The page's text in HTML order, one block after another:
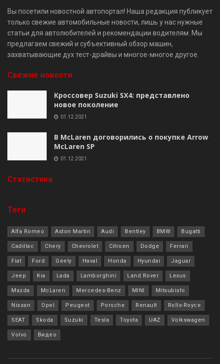
Вы посетили новостной автопортал! Наша редакция публикует
только свежие автомобильные новости, лишь у нас нужные
статьи для автолюбителей и рекомендации водителям. Мы
предлагаем свежий и субъективный обзор машин,
захватывающие дух тест-драйвы и многое-многое другое.
Свежие новости
Кроссовер Suzuki SX4: представлено
новое поколение
01.12.2021
В McLaren договорились о покупке Arrow
McLaren SP
01.12.2021
Cтатистика
Теги
Alfa Romeo Aston Martin Audi Bentley BMW Bugatti
Cadillac Chery Chevrolet Citroen Dodge Ferrari
Fiat Ford Geely Haval Honda Hyundai Jaguar
Jeep Kia Lada Lamborghini Land Rover Lexus
Mazda McLaren Mercedes-Benz MINI Mitsubishi
Nissan Opel Peugeot Porsche Renault Rolls-Royce
SEAT Skoda Suzuki Tesla Toyota UAZ Volkswagen
Volvo Видео